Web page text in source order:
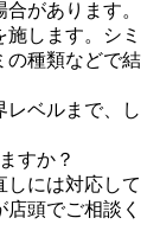
があります。
します。シミ
の種類などで結
レベルまで、し
すか？
しには対応して
頭でご相談く